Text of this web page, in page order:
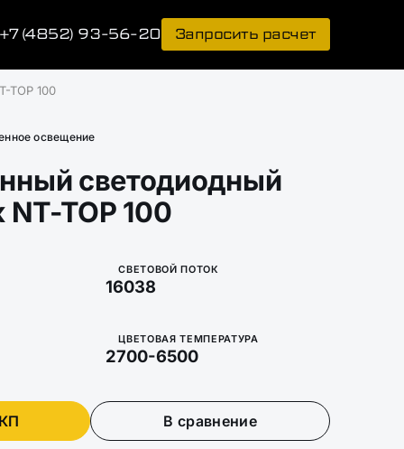
+7 (4852) 93-56-20 Запросить расчет
TOP 100
освещение
светодиодный
NT-TOP 100
СВЕТОВОЙ ПОТОК
16038
ЦВЕТОВАЯ ТЕМПЕРАТУРА
2700-6500
В сравнение